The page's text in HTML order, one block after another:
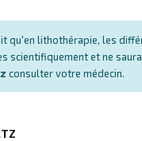
qu'en lithothérapie, les
scientifiquement et ne
consulter votre médecin.